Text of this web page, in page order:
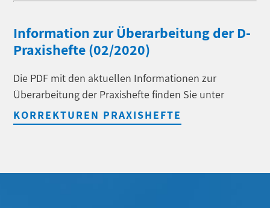
Information zur Überarbeitung der D-
Praxishefte (02/2020)
Die PDF mit den aktuellen Informationen zur
Überarbeitung der Praxishefte finden Sie unter
KORREKTUREN PRAXISHEFTE